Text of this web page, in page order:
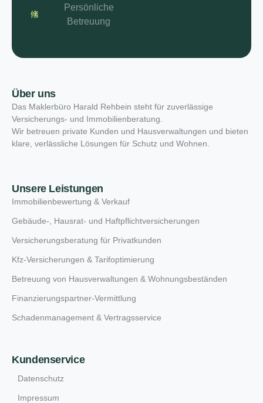
Persönliche
Betreuung
Über uns
Das Maklerbüro Harald Rehbein steht für zuverlässige
Versicherungs- und Immobilienberatung.
Wir betreuen private Kunden und Hausverwaltungen und bieten
klare, verlässliche Lösungen für Schutz und Wohnen.
Unsere Leistungen
Immobilienbewertung & Verkauf
Gebäude-, Hausrat- und Haftpflichtversicherungen
Versicherungsberatung für Privatkunden
Kfz-Versicherungen & Tarifoptimierung
Betreuung von Hausverwaltungen & Wohnungsbeständen
Finanzierungspartner-Vermittlung
Schadenmanagement & Vertragsservice
Kundenservice
Datenschutz
Impressum